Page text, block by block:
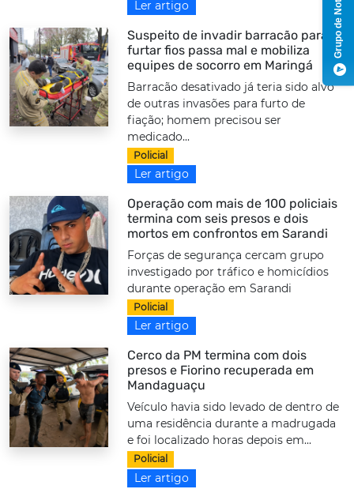
Ler artigo
Suspeito de invadir barracão para
furtar fios passa mal e mobiliza
equipes de socorro em Maringá
Barracão desativado já teria sido alvo
de outras invasões para furto de
fiação; homem precisou ser
medicado...
Policial
Ler artigo
Operação com mais de 100 policiais
termina com seis presos e dois
mortos em confrontos em Sarandi
Forças de segurança cercam grupo
investigado por tráfico e homicídios
durante operação em Sarandi
Policial
Ler artigo
Cerco da PM termina com dois
presos e Fiorino recuperada em
Mandaguaçu
Veículo havia sido levado de dentro de
uma residência durante a madrugada
e foi localizado horas depois em...
Policial
Ler artigo
Grupo de Notícias